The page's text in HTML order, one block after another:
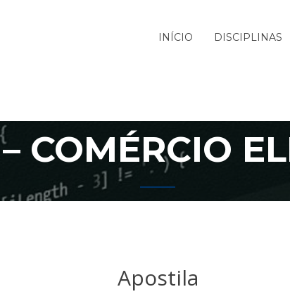
INÍCIO DISCIPLINAS
COMÉRCIO
Apostila